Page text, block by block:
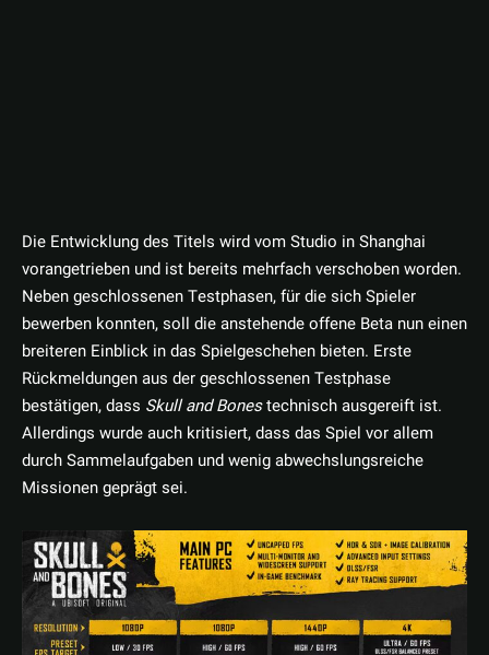
Die Entwicklung des Titels wird vom Studio in Shanghai
vorangetrieben und ist bereits mehrfach verschoben worden.
Neben geschlossenen Testphasen, für die sich Spieler
bewerben konnten, soll die anstehende offene Beta nun einen
breiteren Einblick in das Spielgeschehen bieten. Erste
Rückmeldungen aus der geschlossenen Testphase
bestätigen, dass Skull and Bonestechnisch ausgereift ist.
Allerdings wurde auch kritisiert, dass das Spiel vor allem
durch Sammelaufgaben und wenig abwechslungsreiche
Missionen geprägt sei.